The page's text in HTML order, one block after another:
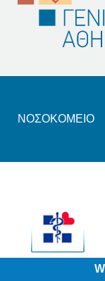
ΝΟΣΟΚΟΜΕΙΟ